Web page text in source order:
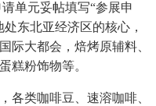
请单元妥帖填写“参展申
东北亚经济区的核心，
际大都会，焙烤原辅料、
糕粉饰物等。
类咖啡豆、速溶咖啡、